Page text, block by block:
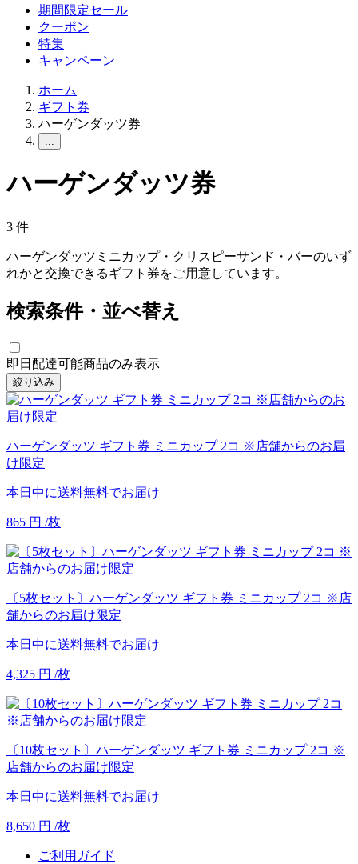
期間限定セール
クーポン
特集
キャンペーン
ホーム
ギフト券
ハーゲンダッツ券
...
ハーゲンダッツ券
3 件
ハーゲンダッツミニカップ・クリスピーサンド・バーのいず
れかと交換できるギフト券をご用意しています。
検索条件・並べ替え
即日配達可能商品のみ表示
絞り込み
ハーゲンダッツ ギフト券 ミニカップ 2コ ※店舗からのお届
け限定
本日中に送料無料でお届け
865 円 /枚
〔5枚セット〕ハーゲンダッツ ギフト券 ミニカップ 2コ ※店
舗からのお届け限定
本日中に送料無料でお届け
4,325 円 /枚
〔10枚セット〕ハーゲンダッツ ギフト券 ミニカップ 2コ ※
店舗からのお届け限定
本日中に送料無料でお届け
8,650 円 /枚
ご利用ガイド